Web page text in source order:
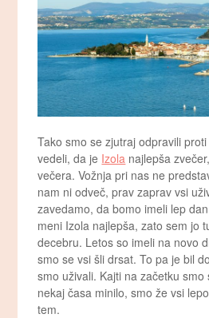
Tako smo se zjutraj odpravili
vedeli, da je Izola najlepša
večera. Vožnja pri nas ne
nam ni odveč, prav zaprav vsi
zavedamo, da bomo imeli lep
meni Izola najlepša, zato sem jo
decebru. Letos so imeli na novo
smo se vsi šli drsat. To pa je bil
smo uživali. Kajti na začetku smo
nekaj časa minilo, smo že vsi
tem.